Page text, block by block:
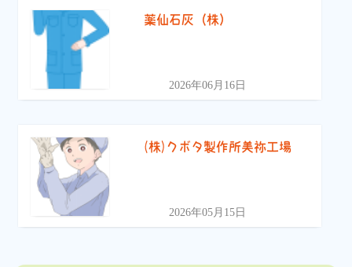
薬仙石灰（株）
2026年06月16日
(株)クボタ製作所美祢工場
2026年05月15日